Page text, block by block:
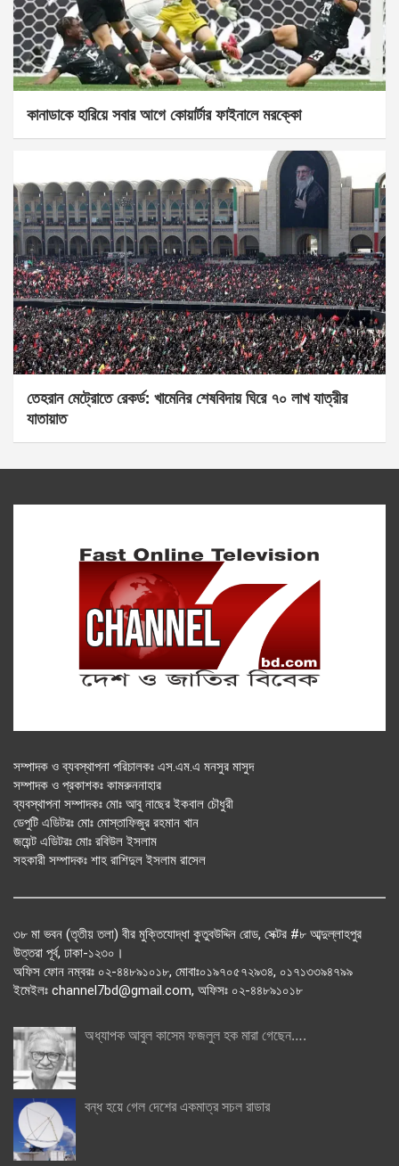
কানাডাকে হারিয়ে সবার আগে কোয়ার্টার ফাইনালে মরক্কো
তেহরান মেট্রোতে রেকর্ড: খামেনির শেষবিদায় ঘিরে ৭০ লাখ যাত্রীর
যাতায়াত
সম্পাদক ও ব্যবস্থাপনা পরিচালকঃ এস.এম.এ মনসুর মাসুদ
সম্পাদক ও প্রকাশকঃ কামরুননাহার
ব্যবস্থাপনা সম্পাদকঃ মোঃ আবু নাছের ইকবাল চৌধুরী
ডেপুটি এডিটরঃ মোঃ মোস্তাফিজুর রহমান খান
জয়েন্ট এডিটরঃ মোঃ রবিউল ইসলাম
সহকারী সম্পাদকঃ শাহ রাশিদুল ইসলাম রাসেল
৩৮ মা ভবন (তৃতীয় তলা) বীর মুক্তিযোদ্ধা কুতুবউদ্দিন রোড, সেক্টর #৮ আব্দুল্লাহপুর
উত্তরা পূর্ব, ঢাকা-১২৩০।
অফিস ফোন নম্বরঃ ০২-৪৪৮৯১০১৮, মোবাঃ০১৯৭০৫৭২৯৩৪, ০১৭১৩৩৯৪৭৯৯
ইমেইলঃ channel7bd@gmail.com, অফিসঃ ০২-৪৪৮৯১০১৮
অধ্যাপক আবুল কাসেম ফজলুল হক মারা গেছেন….
বন্ধ হয়ে গেল দেশের একমাত্র সচল রাডার